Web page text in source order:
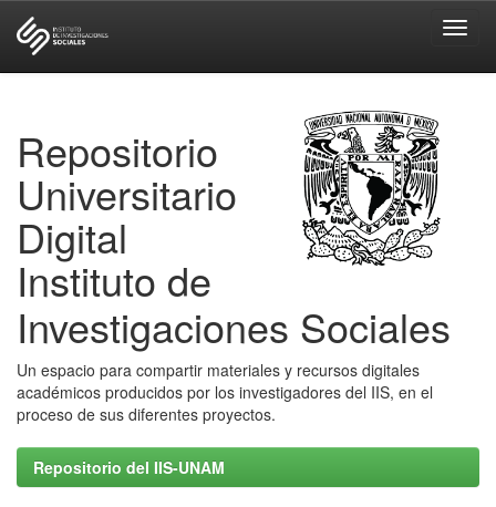
Repositorio
Universitario
Digital
Instituto de
Investigaciones Sociales
Un espacio para compartir materiales y recursos digitales
académicos producidos por los investigadores del IIS, en el
proceso de sus diferentes proyectos.
Repositorio del IIS-UNAM